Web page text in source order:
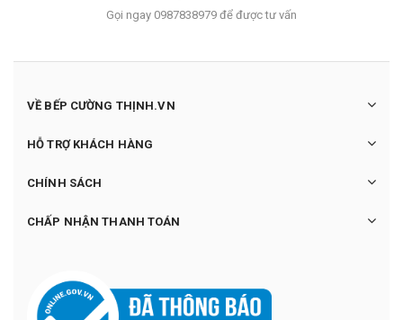
Gọi ngay 0987838979 để được tư vấn
VỀ BẾP CƯỜNG THỊNH.VN
HỖ TRỢ KHÁCH HÀNG
CHÍNH SÁCH
CHẤP NHẬN THANH TOÁN